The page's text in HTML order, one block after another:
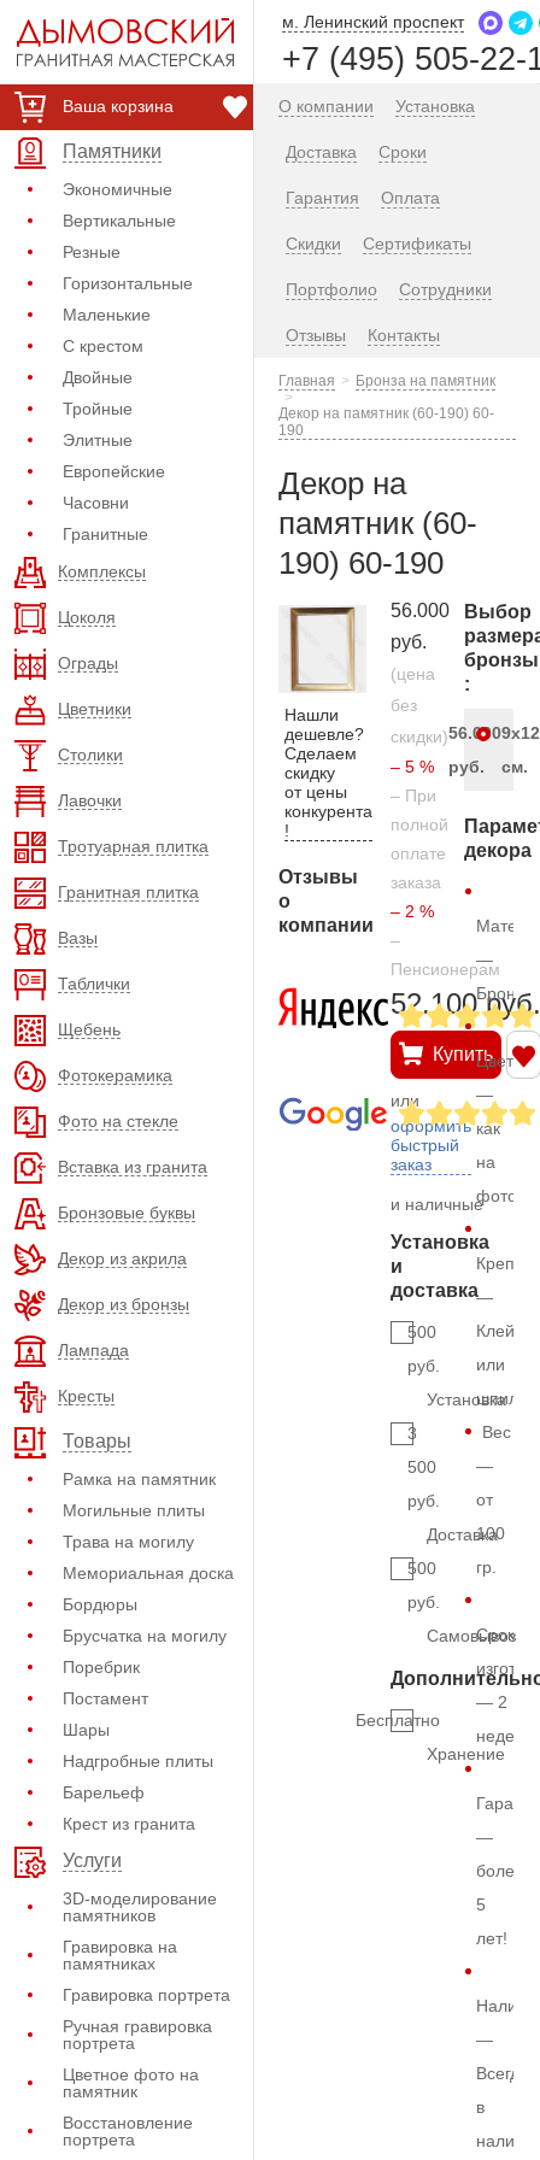
Ваша корзина
Памятники
Экономичные
Вертикальные
Резные
Горизонтальные
Маленькие
С крестом
Двойные
Тройные
Элитные
Европейские
Часовни
Гранитные
Комплексы
Цоколя
Ограды
Цветники
Столики
Лавочки
Тротуарная плитка
Гранитная плитка
Вазы
Таблички
Щебень
Фотокерамика
Фото на стекле
Вставка из гранита
Бронзовые буквы
Декор из акрила
Декор из бронзы
Лампада
Кресты
Товары
Рамка на памятник
Могильные плиты
Трава на могилу
Мемориальная доска
Бордюры
Брусчатка на могилу
Поребрик
Постамент
Шары
Надгробные плиты
Барельеф
Крест из гранита
Услуги
3D-моделирование
памятников
Гравировка на
памятниках
Гравировка портрета
Ручная гравировка
портрета
Цветное фото на
памятник
Восстановление
портрета
м. Ленинский проспект
+7 (495) 505-22-
О компании Установка
Доставка Сроки
Гарантия Оплата
Скидки Сертификаты
Портфолио Сотрудники
Отзывы Контакты
Главная
Бронза на памятник
Декор на памятник (60-190) 60-
190
Декор на
памятник (60-
190) 60-190
Нашли
дешевле?
Сделаем
скидку
от цены
конкурента
!
Отзывы
о
компании
56.000
руб.
(цена
без
скидки)
– 5 %
– При
полной
оплате
заказа
– 2 %
–
Пенсионерам
52.100 руб.
Купить
или
оформить
быстрый
заказ
и наличные
Установка
и
доставка
500
руб.
Установка
3
500
руб.
Доставка
500
руб.
Самовывоз
Бесплатно
Хранение
Выбор
бронзы
:
56.000
руб.
9х12
см.
декора
—
Бронза
Цвет
—
как
на
фото
—
Клей
или
Вес
—
от
100
гр.
Срок
— 2
недели
—
более
5
лет!
—
Всегда
в